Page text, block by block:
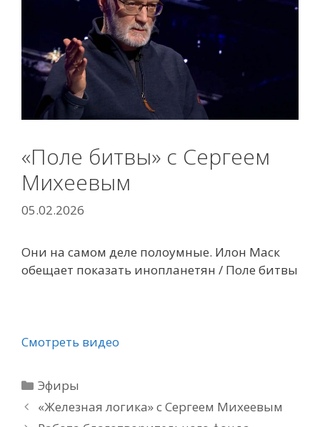
«Поле битвы» с Сергеем
Михеевым
05.02.2026
Они на самом деле полоумные. Илон Маск
обещает показать инопланетян / Поле битвы
Смотреть видео
Рубрики
Эфиры
«Железная логика» с Сергеем Михеевым